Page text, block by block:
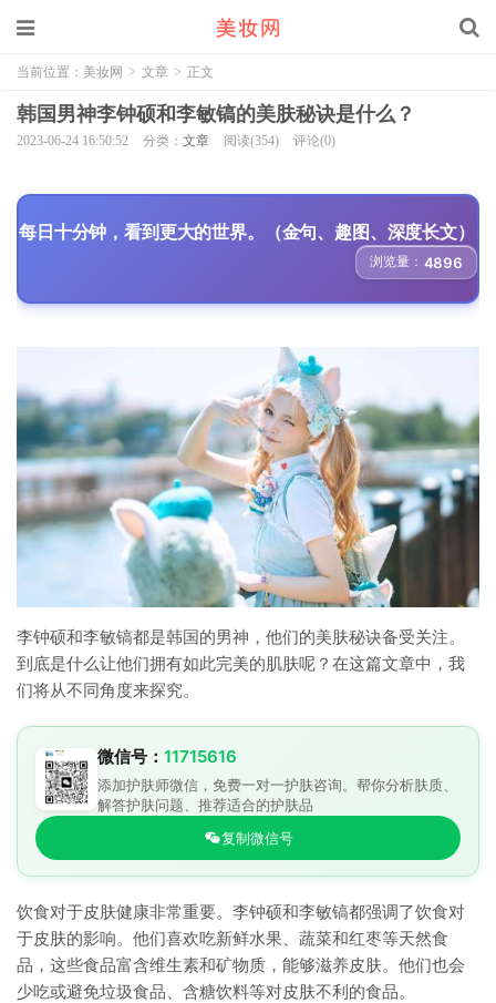
当前位置： 美妆网 > 文章 > 正文
韩国男神李钟硕和李敏镐的美肤秘诀是什么？
2023-06-24 16:50:52 分类： 文章 阅读(354) 评论(0)
每日十分钟，看到更大的世界。（金句、趣图、深度长文）
浏览量： 4896
李钟硕和李敏镐都是韩国的男神，他们的美肤秘诀备受关注。
到底是什么让他们拥有如此完美的肌肤呢？在这篇文章中，我
们将从不同角度来探究。
微信号： 11715616
添加护肤师微信，免费一对一护肤咨询。帮你分析肤质、
解答护肤问题、推荐适合的护肤品
复制微信号
饮食对于皮肤健康非常重要。李钟硕和李敏镐都强调了饮食对
于皮肤的影响。他们喜欢吃新鲜水果、蔬菜和红枣等天然食
品，这些食品富含维生素和矿物质，能够滋养皮肤。他们也会
少吃或避免垃圾食品、含糖饮料等对皮肤不利的食品。